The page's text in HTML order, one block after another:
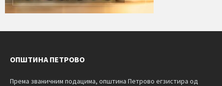
ОПШТИНА ПЕТРОВО
Према званичним подацима, општина Петрово егзистира од